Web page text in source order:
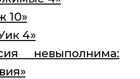
10»
4»
невыполнима: